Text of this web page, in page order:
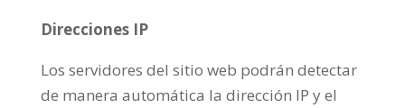
Direcciones IP
Los servidores del sitio web podrán detectar
de manera automática la dirección IP y el